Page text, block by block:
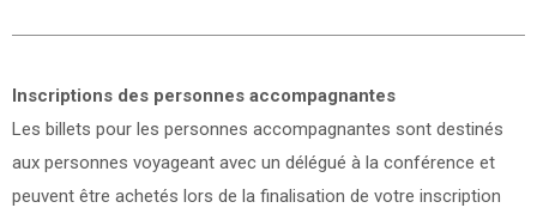
Inscriptions des personnes accompagnantes
Les billets pour les personnes accompagnantes sont destinés
aux personnes voyageant avec un délégué à la conférence et
peuvent être achetés lors de la finalisation de votre inscription